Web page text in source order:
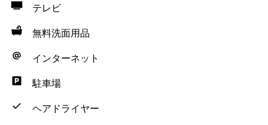
テレビ
無料洗面用品
インターネット
駐車場
ヘアドライヤー